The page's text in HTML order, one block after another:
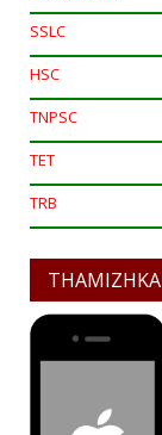
SSLC
HSC
TNPSC
TET
TRB